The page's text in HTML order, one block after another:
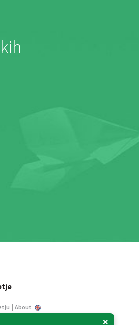
×
| About